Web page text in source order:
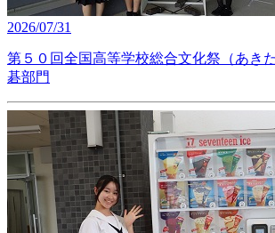
2026/07/31
第５０回全国高等学校総合文化祭（あき
碁部門